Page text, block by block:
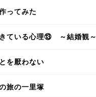
ってみた
ている心理⑬ ～結婚観～
を厭わない
旅の一里塚